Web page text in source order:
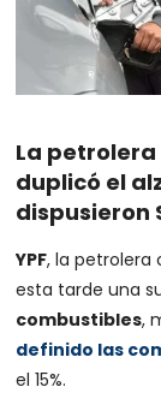
La
duplicó el
dispusieron
YPF, la petrolera
esta tarde una
combustibles,
definido las
el 15%.